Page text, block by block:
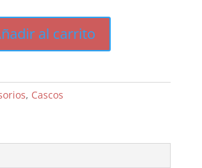
al carrito
, Cascos